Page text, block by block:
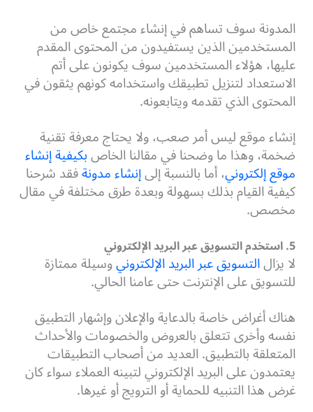
المدونة سوف تساهم في إنشاء مجتمع خاص من
المستخدمين الذين يستفيدون من المحتوى المقدم
عليها، هؤلاء المستخدمين سوف يكونون على أتم
الاستعداد لتنزيل تطبيقك واستخدامه كونهم يثقون في
المحتوى الذي تقدمه ويتابعونه.
إنشاء موقع ليس أمر صعب، ولا يحتاج معرفة تقنية
ضخمة، وهذا ما وضحنا في مقالنا الخاصبكيفية إنشاء
موقع إلكتروني، أما بالنسبة إلىإنشاء مدونةفقد شرحنا
كيفية القيام بذلك بسهولة وبعدة طرق مختلفة في مقال
مخصص.
5. استخدم التسويق عبر البريد الإلكتروني
لا يزالالتسويق عبر البريد الإلكترونيوسيلة ممتازة
للتسويق على الإنترنت حتى عامنا الحالي.
هناك أغراض خاصة بالدعاية والإعلان وإشهار التطبيق
نفسه وأخرى تتعلق بالعروض والخصومات والأحداث
المتعلقة بالتطبيق. العديد من أصحاب التطبيقات
يعتمدون على البريد الإلكتروني لتبينه العملاء سواء كان
غرض هذا التنبيه للحماية أو الترويج أو غيرها.